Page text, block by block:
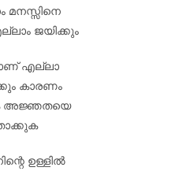
മനസ്സിനെ
ജയിക്കും
എല്ലാ
കാരണം
അജ്ഞതയെ
ഉള്ളിൽ